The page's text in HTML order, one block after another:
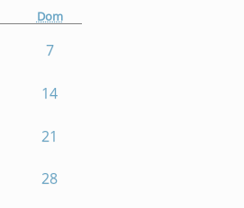
Dom
7
14
21
28